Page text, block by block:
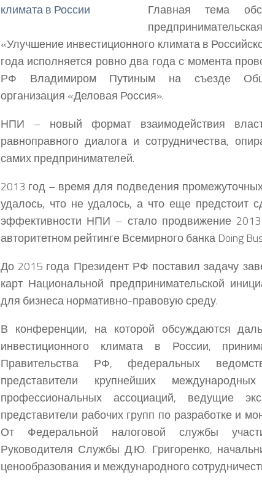
Главная тема
«Улучшение инвестиционного климата в
года исполняется ровно два года с момента
РФ Владимиром Путиным на съезде
организация «Деловая Россия».
НПИ – новый формат взаимодействия
равноправного диалога и сотрудничества,
самих предпринимателей.
2013 год – время для подведения
удалось, что не удалось, а что еще предстоит
эффективности НПИ – стало продвижение
авторитетном рейтинге Всемирного банка Doing
До 2015 года Президент РФ поставил задачу
карт Национальной предпринимательской
для бизнеса нормативно-правовую среду.
В конференции, на которой обсуждаются
инвестиционного климата в России,
Правительства РФ, федеральных
представители крупнейших
профессиональных ассоциаций, ведущие
представители рабочих групп по разработке и
От Федеральной налоговой службы
Руководителя Службы Д.Ю. Григоренко,
ценообразования и международного